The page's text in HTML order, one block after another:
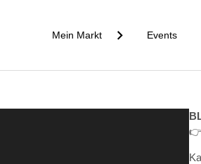
Mein Markt Events